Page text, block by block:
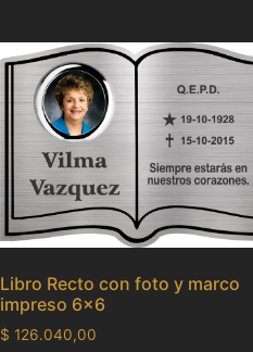
Libro Recto con foto y marco
impreso 6×6
$ 126.040,00